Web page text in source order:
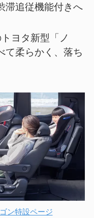
滞追従機能付きへ
ヨタ新型「ノ
て柔らかく、落ち
ン特設ページ